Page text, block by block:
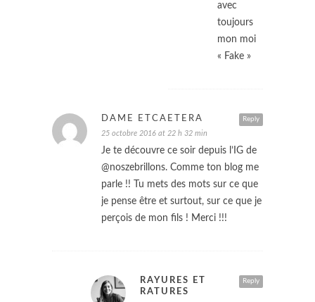
avec
toujours
mon moi
« Fake »
Reply
DAME ETCAETERA
25 octobre 2016 at 22 h 32 min
Je te découvre ce soir depuis l’IG de
@noszebrillons. Comme ton blog me
parle !! Tu mets des mots sur ce que
je pense être et surtout, sur ce que je
perçois de mon fils ! Merci !!!
Reply
RAYURES ET
RATURES